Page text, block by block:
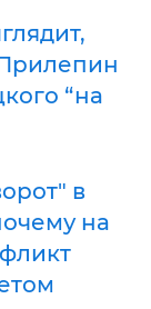
“на
в
на